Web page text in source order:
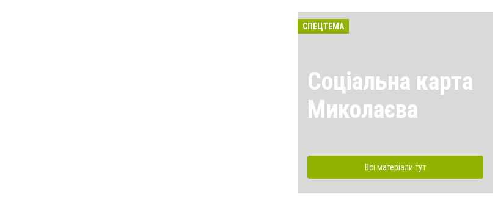
СПЕЦТЕМА
Соціальна карта
Миколаєва
Всі матеріали тут